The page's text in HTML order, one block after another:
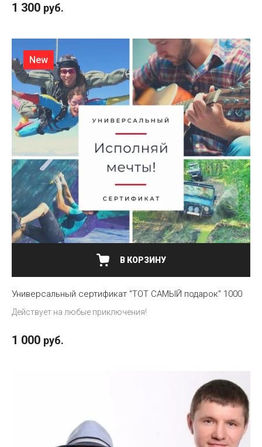
1 300 руб.
В КОРЗИНУ
New
Универсальный сертификат "ТОТ САМЫЙ подарок" 1000
Действует на любые приключения!
1 000 руб.